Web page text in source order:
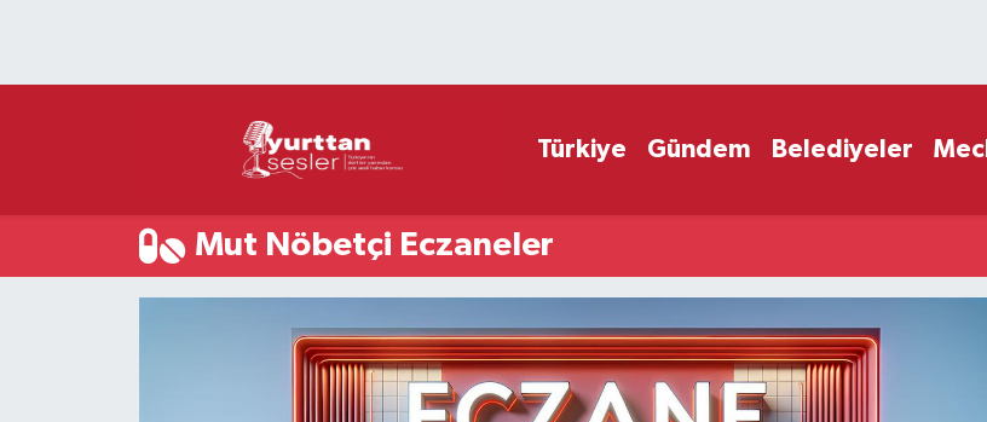
Türkiye Gündem Belediyeler
Mut Nöbetçi Eczaneler
Süper Lig Puan Durumu ve Fikstür
Son Dakika Haberleri